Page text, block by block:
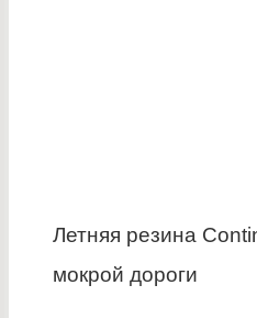
Летняя резина
мокрой дороги